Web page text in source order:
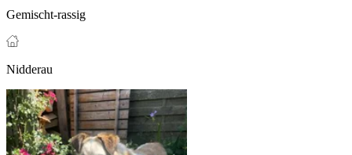
Gemischt-rassig
Nidderau